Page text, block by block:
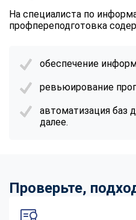
На специалиста по
профпереподготовка
обеспечение
ревьюирование
автоматизация баз
далее.
Проверьте,